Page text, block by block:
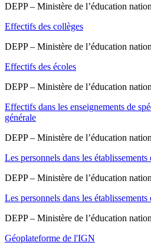
DEPP – Ministère de l’éducation
Effectifs des collèges
DEPP – Ministère de l’éducation
Effectifs des écoles
DEPP – Ministère de l’éducation
Effectifs dans les enseignements de
générale
DEPP – Ministère de l’éducation
Les personnels dans les
DEPP – Ministère de l’éducation
Les personnels dans les
DEPP – Ministère de l’éducation
Géoplateforme de l'IGN